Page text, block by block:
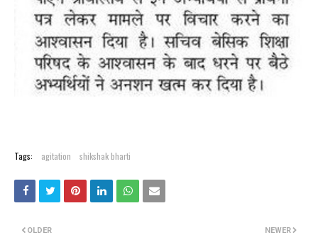
Tags: agitation shikshak bharti
NEWER
OLDER